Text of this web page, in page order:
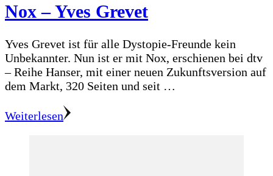
Nox – Yves Grevet
Yves Grevet ist für alle Dystopie-Freunde kein
Unbekannter. Nun ist er mit Nox, erschienen bei dtv
– Reihe Hanser, mit einer neuen Zukunftsversion auf
dem Markt, 320 Seiten und seit …
Weiterlesen